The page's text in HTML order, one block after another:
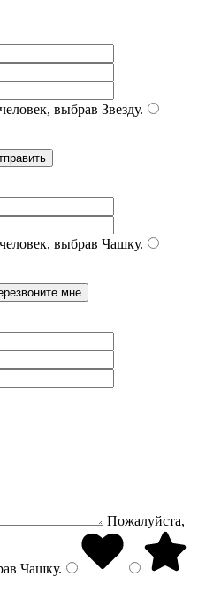
выбрав Звезду.
выбрав Чашку.
Пожалуйста,
Чашку.